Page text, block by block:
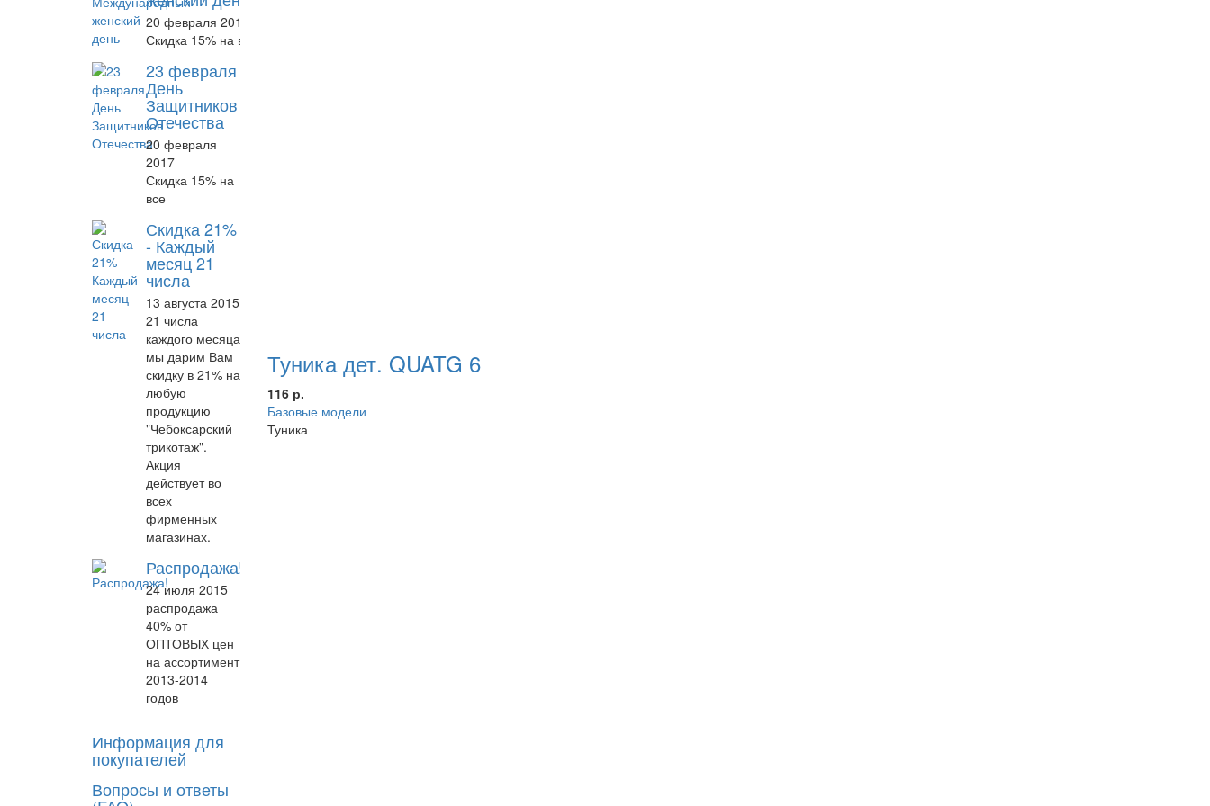
20 февраля 2017
Скидка 15% на все
23 февраля
День
Защитников
Отечества
20 февраля
2017
Скидка 15% на
все
Скидка 21%
- Каждый
месяц 21
числа
13 августа 2015
21 числа
каждого месяца
мы дарим Вам
скидку в 21% на
любую
продукцию
"Чебоксарский
трикотаж".
Акция
действует во
всех
фирменных
магазинах.
Распродажа!
24 июля 2015
распродажа
40% от
ОПТОВЫХ цен
на ассортимент
2013-2014
годов
Информация для
покупателей
Вопросы и ответы
Туника дет. QUATG 6
116 р.
Базовые модели
Туника